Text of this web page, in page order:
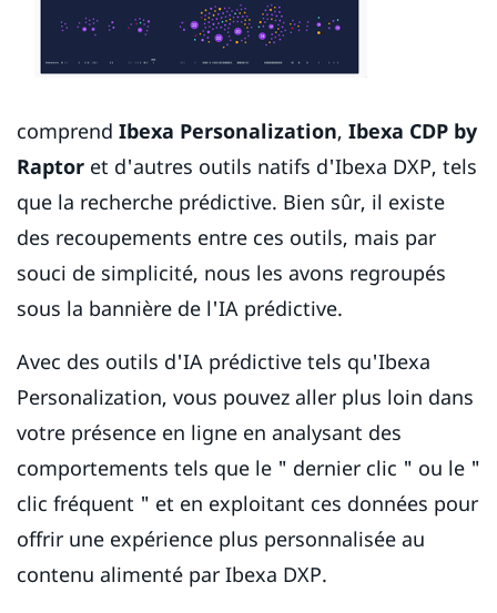
comprend Ibexa Personalization, Ibexa CDP by
Raptor et d'autres outils natifs d'Ibexa DXP, tels
que la recherche prédictive. Bien sûr, il existe
des recoupements entre ces outils, mais par
souci de simplicité, nous les avons regroupés
sous la bannière de l'IA prédictive.
Avec des outils d'IA prédictive tels qu'Ibexa
Personalization, vous pouvez aller plus loin dans
votre présence en ligne en analysant des
comportements tels que le " dernier clic " ou le "
clic fréquent " et en exploitant ces données pour
offrir une expérience plus personnalisée au
contenu alimenté par Ibexa DXP.